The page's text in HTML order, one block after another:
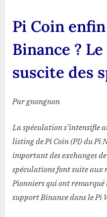
listé
sur
?
Pi Coin
Binance ?
suscite des
Par gnongnon
La spéculation s’intensifie
listing de Pi Coin (PI) du Pi
important des exchanges
spéculations font suite aux
Pionniers qui ont remarqué
support Binance dans le Pi